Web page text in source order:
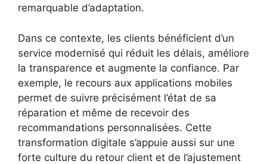
remarquable d’adaptation.
Dans ce contexte, les clients bénéficient d’un
service modernisé qui réduit les délais, améliore
la transparence et augmente la confiance. Par
exemple, le recours aux applications mobiles
permet de suivre précisément l’état de sa
réparation et même de recevoir des
recommandations personnalisées. Cette
transformation digitale s’appuie aussi sur une
forte culture du retour client et de l’ajustement